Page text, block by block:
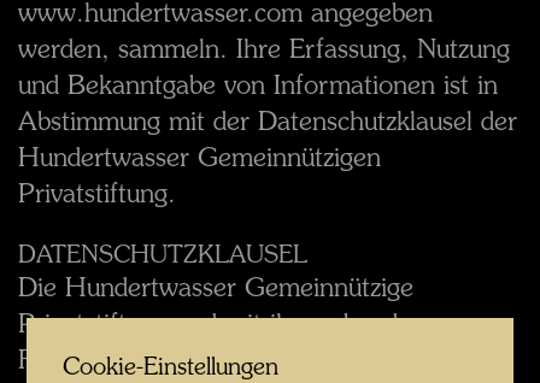
www.hundertwasser.com angegeben
werden, sammeln. Ihre Erfassung, Nutzung
und Bekanntgabe von Informationen ist in
Abstimmung mit der Datenschutzklausel der
Hundertwasser Gemeinnützigen
Privatstiftung.
DATENSCHUTZKLAUSEL
Die Hundertwasser Gemeinnützige
Privatstiftung und mit ihr verbundene
Firmen behandeln die Besucherdaten der
Cookie-Einstellungen